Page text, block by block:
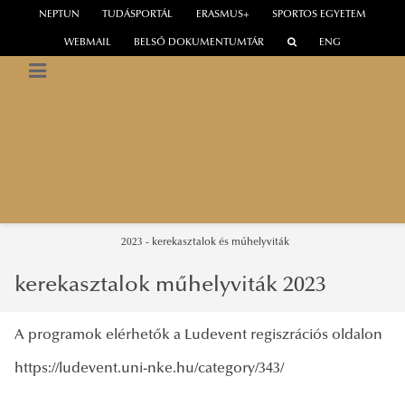
WEBMAIL
NEPTUN TUDÁSPORTÁL ERASMUS+ SPORTOS EGYETEM
BELSŐ DOKUMENTUMTÁR ENG
2023 - kerekasztalok és műhelyviták
kerekasztalok műhelyviták 2023
A programok elérhetők a Ludevent regiszrációs oldalon
https://ludevent.uni-nke.hu/category/343/